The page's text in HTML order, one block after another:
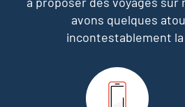
avons quelques
incontestablement